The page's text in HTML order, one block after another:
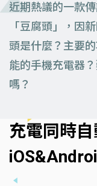
近期熱議的一款
「豆腐頭」，因
頭是什麼？主要
能的手機充電器
嗎？
充電同時